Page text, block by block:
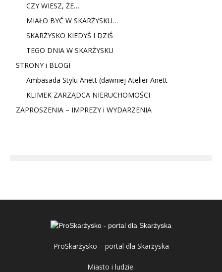
CZY WIESZ, ŻE…
MIAŁO BYĆ W SKARŻYSKU…
SKARŻYSKO KIEDYŚ I DZIŚ
TEGO DNIA W SKARŻYSKU
STRONY i BLOGI
Ambasada Stylu Anett (dawniej Atelier Anett
KLIMEK ZARZĄDCA NIERUCHOMOŚCI
ZAPROSZENIA – IMPREZY i WYDARZENIA
ProSkarżysko – portal dla Skarżyska
Miasto i ludzie.